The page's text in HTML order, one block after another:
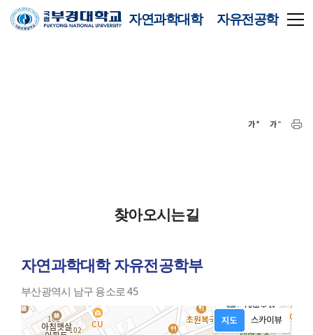
자연과학대학 자유전공학
찾아오시는길
자연과학대학 자유전공학부
부산광역시 남구 용소로 45